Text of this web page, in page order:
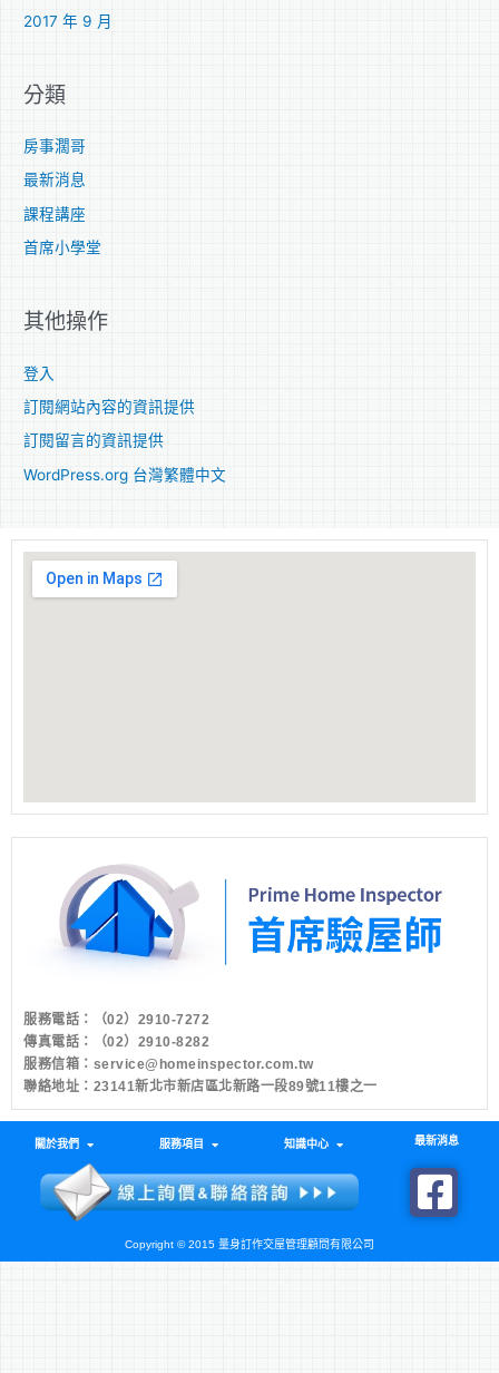
2017 年 9 月
分類
房事濶哥
最新消息
課程講座
首席小學堂
其他操作
登入
訂閱網站內容的資訊提供
訂閱留言的資訊提供
WordPress.org 台灣繁體中文
服務電話：
（02）2910-7272
傳真電話：（02）2910-8282
服務信箱： service@homeinspector.com.tw
聯絡地址：23141新北市新店區北新路一段89號11樓之一
關於我們 服務項目 知識中心 最新消息
Copyright © 2015 量身訂作交屋管理顧問有限公司